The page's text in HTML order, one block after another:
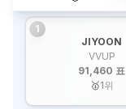
1
JIYOON
VVUP
91,460 표
🥇1위